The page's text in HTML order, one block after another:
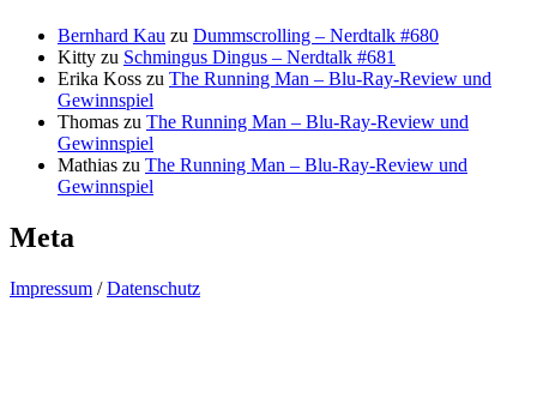
Bernhard Kau zu Dummscrolling – Nerdtalk #680
Kitty zu Schmingus Dingus – Nerdtalk #681
Erika Koss zu The Running Man – Blu-Ray-Review und
Gewinnspiel
Thomas zu The Running Man – Blu-Ray-Review und
Gewinnspiel
Mathias zu The Running Man – Blu-Ray-Review und
Gewinnspiel
Meta
Impressum /Datenschutz